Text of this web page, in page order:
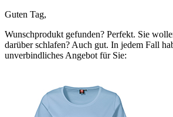
Guten Tag,
Wunschprodukt gefunden? Perfekt. Sie
darüber schlafen? Auch gut. In jedem Fall
unverbindliches Angebot für Sie: